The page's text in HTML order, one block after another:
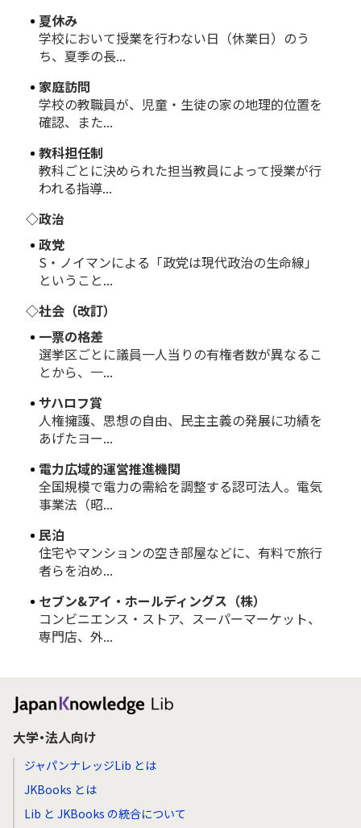
夏休み
学校において授業を行わない日（休業日）のう
ち、夏季の長...
家庭訪問
学校の教職員が、児童・生徒の家の地理的位置を
確認、また...
教科担任制
教科ごとに決められた担当教員によって授業が行
われる指導...
◇政治
政党
S・ノイマンによる「政党は現代政治の生命線」
ということ...
◇社会（改訂）
一票の格差
選挙区ごとに議員一人当りの有権者数が異なるこ
とから、一...
サハロフ賞
人権擁護、思想の自由、民主主義の発展に功績を
あげたヨー...
電力広域的運営推進機関
全国規模で電力の需給を調整する認可法人。電気
事業法（昭...
民泊
住宅やマンションの空き部屋などに、有料で旅行
者らを泊め...
セブン&アイ・ホールディングス（株）
コンビニエンス・ストア、スーパーマーケット、
専門店、外...
大学・法人向け
ジャパンナレッジLib とは
JKBooks とは
Lib と JKBooks の統合について